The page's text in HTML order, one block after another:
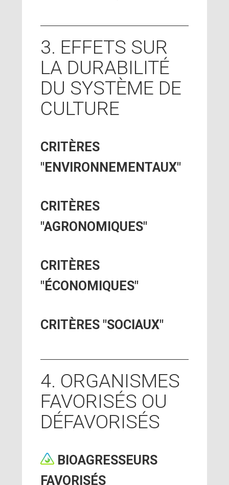
3. EFFETS SUR
LA DURABILITÉ
DU SYSTÈME DE
CULTURE
CRITÈRES
"ENVIRONNEMENTAUX"
CRITÈRES
"AGRONOMIQUES"
CRITÈRES
"ÉCONOMIQUES"
CRITÈRES "SOCIAUX"
4. ORGANISMES
FAVORISÉS OU
DÉFAVORISÉS
BIOAGRESSEURS
FAVORISÉS